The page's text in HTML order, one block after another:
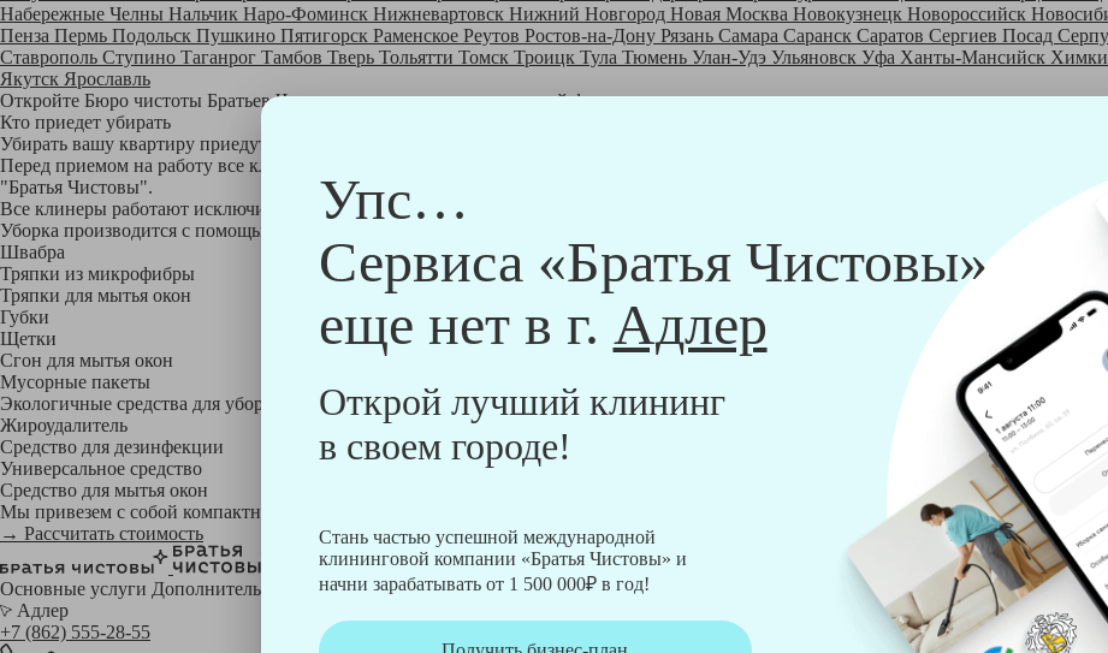
Упс…
Сервиса «Братья Чистовы»
еще нет в г. Адлер
Открой лучший клининг
в своем городе!
Стань частью успешной международной
клининговой компании «Братья Чистовы» и
начни зарабатывать от 1 500 000₽ в год!
Набережные Челны Нальчик Наро-Фоминск Нижневартовск Нижний Новгород Новая Москва Новокузнецк Новороссийск
Пенза Пермь Подольск Пушкино Пятигорск Раменское Реутов Ростов-на-Дону Рязань Самара Саранск Саратов Сергиев Посад
Ставрополь Ступино Таганрог Тамбов Тверь Тольятти Томск Троицк Тула Тюмень Улан-Удэ Ульяновск Уфа Ханты-Мансийск Химки
Якутск Ярославль
Откройте Бюро чистоты Братьев Чистовых в своем городе понашей франшизе
Кто приедет убирать
Убирать вашу квартиру приедут профессионально обученные клинеры - русские девушки, в возрасте от 24 до 40 лет.
Перед приемом на работу все клинеры проходят аттестацию в нашем обучающем центре, а также проверку в службе безопасности и
"Братья Чистовы".
Все клинеры работают исключительно в форме с логотипом компании "Братья Чистовы".
Уборка производится с помощью профессиональных технических и химический средств, которые наши клинеры привозят с собой:
Швабра
Тряпки из микрофибры
Тряпки для мытья окон
Губки
Щетки
Сгон для мытья окон
Мусорные пакеты
Экологичные средства для уборки немецкой марки Kiehl:
Жироудалитель
Средство для дезинфекции
Универсальное средство
Средство для мытья окон
Мы привезем с собой компактный профессиональный пылесос фирмы Soteco, а также утюг, ведро, парогенератор, аппарат для
→ Рассчитать стоимость
Основные услуги Дополнительные
Адлер
+7 (862) 555-28-55